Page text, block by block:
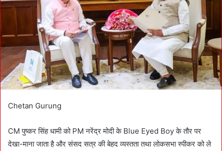
m
a
i
l
Chetan Gurung
CM पुष्कर सिंह धामी को PM नरेंद्र मोदी के Blue Eyed Boy के तौर पर
देखा-माना जाता है और संसद सत्र की बेहद व्यस्तता तथा लोकसभा स्पीकर को ले